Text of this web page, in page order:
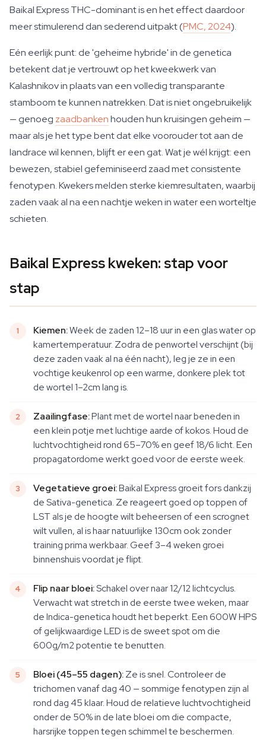
Baikal Express THC-dominant is en het effect daardoor
meer stimulerend dan sederend uitpakt (PMC, 2024).
Eén eerlijk punt: de 'geheime hybride' in de genetica
betekent dat je vertrouwt op het kweekwerk van
Kalashnikov in plaats van een volledig transparante
stamboom te kunnen natrekken. Dat is niet ongebruikelijk
— genoeg zaadbankenhouden hun kruisingen geheim —
maar als je het type bent dat elke voorouder tot aan de
landrace wil kennen, blijft er een gat. Wat je wél krijgt: een
bewezen, stabiel gefeminiseerd zaad met consistente
fenotypen. Kwekers melden sterke kiemresultaten, waarbij
zaden vaak al na een nachtje weken in water een worteltje
schieten.
Baikal Express kweken: stap voor
stap
Kiemen:Week de zaden 12–18 uur in een glas water op
kamertemperatuur. Zodra de penwortel verschijnt (bij
deze zaden vaak al na één nacht), leg je ze in een
vochtige keukenrol op een warme, donkere plek tot
de wortel 1–2cm lang is.
Zaailingfase:Plant met de wortel naar beneden in
een klein potje met luchtige aarde of kokos. Houd de
luchtvochtigheid rond 65–70% en geef 18/6 licht. Een
propagatordome werkt goed voor de eerste week.
Vegetatieve groei:Baikal Express groeit fors dankzij
de Sativa-genetica. Ze reageert goed op toppen of
LST als je de hoogte wilt beheersen of een scrognet
wilt vullen, al is haar natuurlijke 130cm ook zonder
training prima werkbaar. Geef 3–4 weken groei
binnenshuis voordat je flipt.
Flip naar bloei:Schakel over naar 12/12 lichtcyclus.
Verwacht wat stretch in de eerste twee weken, maar
de Indica-genetica houdt het beperkt. Een 600W HPS
of gelijkwaardige LED is de sweet spot om die
600g/m2 potentie te benutten.
Bloei (45–55 dagen):Ze is snel. Controleer de
trichomen vanaf dag 40 — sommige fenotypen zijn al
rond dag 45 klaar. Houd de relatieve luchtvochtigheid
onder de 50% in de late bloei om die compacte,
harsrijke toppen tegen schimmel te beschermen.